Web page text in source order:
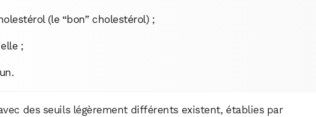
(le “bon” cholestérol) ;
;
des seuils légèrement différents existent, établies par